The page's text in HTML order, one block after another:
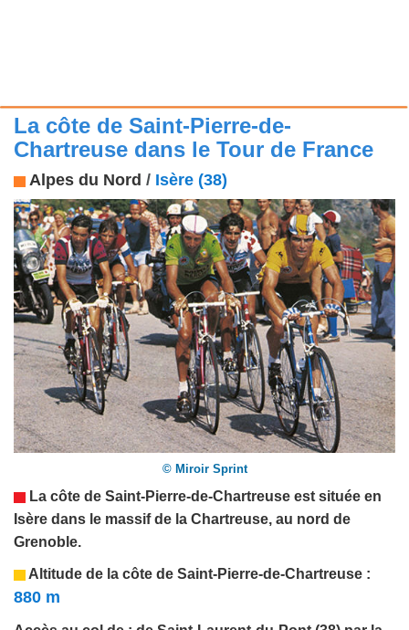
La côte de Saint-Pierre-de-
Chartreuse dans le Tour de France
Alpes du Nord / Isère (38)
© Miroir Sprint
La côte de Saint-Pierre-de-Chartreuse est située en
Isère dans le massif de la Chartreuse, au nord de
Grenoble.
Altitude de la côte de Saint-Pierre-de-Chartreuse :
880 m